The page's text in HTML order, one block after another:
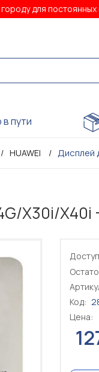
для
пути
HUAWEI Дисплей
X30i/
Код:
Цена: